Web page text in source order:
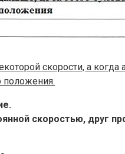
скорости, а
положения.
скоростью, друг